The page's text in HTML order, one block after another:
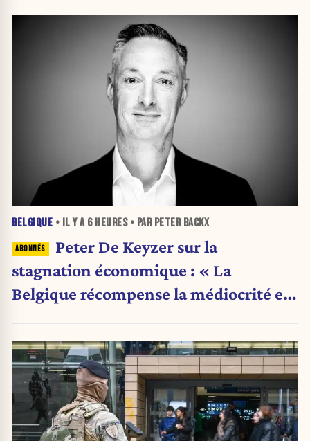
BELGIQUE • IL Y A 6 HEURES• PAR PETER BACKX
Peter De Keyzer sur la
stagnation économique : « La
Belgique récompense la médiocrité et